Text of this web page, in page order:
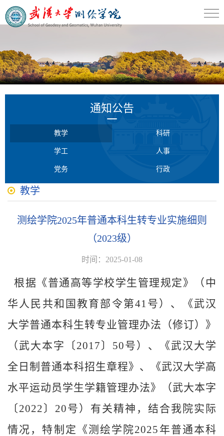
通知公告
教学 科研
学工 人事
党务 行政
教学
测绘学院2025年普通本科生转专业实施细则
（2023级）
时间：2025-01-08
根据《普通高等学校学生管理规定》（中
华人民共和国教育部令第41号） 、
《武汉
大学普通本科生转专业管理办法（修订）》
（ 武大本字〔 2017 〕 50号） 、
《武汉大学
全日制普通本科招生章程》 、
《武汉大学高
水平运动员学生学籍管理办法》（武大本字
〔 2022 〕 20号）有关精神，结合我院实际
情况，特制定《测绘学院2025年普通本科